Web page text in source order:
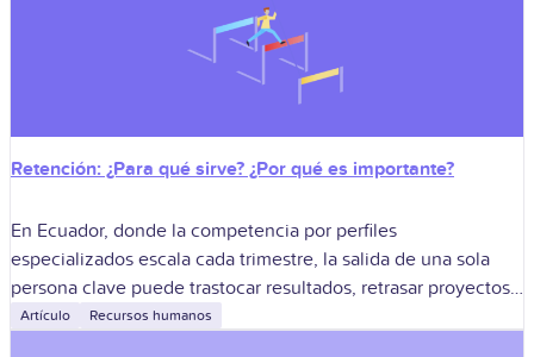
Retención: ¿Para qué sirve? ¿Por qué es importante?
En Ecuador, donde la competencia por perfiles
especializados escala cada trimestre, la salida de una sola
persona clave puede trastocar resultados, retrasar proyectos
y, de paso, desnudar fisuras en la
Artículo Recursos humanos